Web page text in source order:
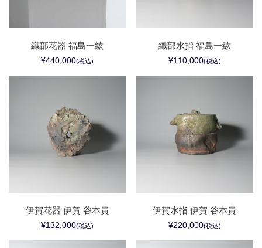
織部花器 福島一紘
¥440,000(税込)
織部水指 福島一紘
¥110,000(税込)
伊賀花器 伊賀 谷本貴
¥132,000(税込)
伊賀水指 伊賀 谷本貴
¥220,000(税込)